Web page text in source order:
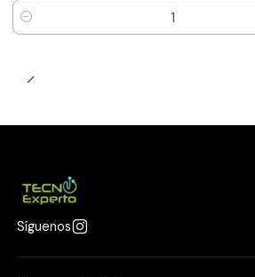
Cantidad
Síguenos